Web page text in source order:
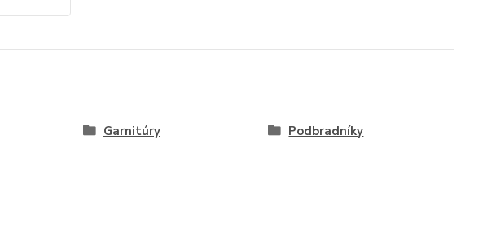
Garnitúry Podbradníky